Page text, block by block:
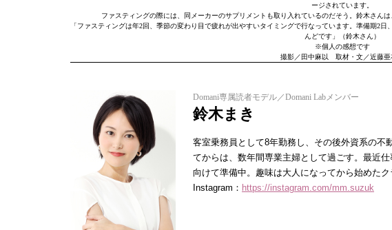
ージされています。
ファスティングの際には、同メーカーのサプリメントも取り入れているのだそう。鈴木さん
「ファスティングは年2回、季節の変わり目で疲れが出やすいタイミングで行なっています。準備期2
んどです」（鈴木さん）
※個人の感想です
撮影／田中麻以 取材・文／近藤亜
Domani専属読者モデル／Domani Labメンバー
鈴木まき
客室乗務員として8年勤務し、その後外資系の不
てからは、数年間専業主婦として過ごす。最近
向けて準備中。趣味は大人になってから始めたク
Instagram： https://instagram.com/mm.suzuk